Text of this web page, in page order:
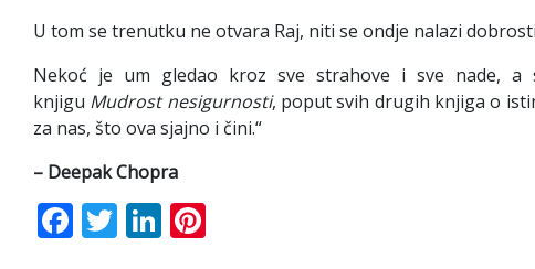
U tom se trenutku ne otvara Raj, niti se ondje nalazi
Nekoć je um gledao kroz sve strahove i sve nade,
knjigu Mudrost nesigurnosti, poput svih drugih knjiga o
za nas, što ova sjajno i čini.“
– Deepak Chopra
Facebook
TwitterLinkedIn